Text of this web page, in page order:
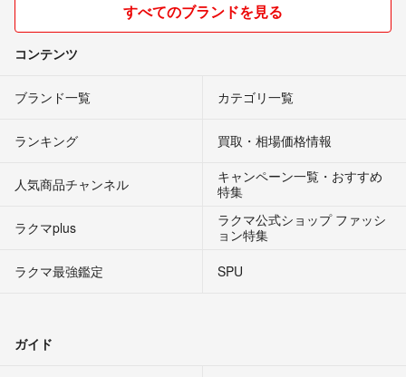
すべてのブランドを見る
コンテンツ
ブランド一覧 カテゴリ一覧
ランキング 買取・相場価格情報
人気商品チャンネル
キャンペーン一覧・おすすめ
特集
ラクマplus
ラクマ公式ショップ ファッシ
ョン特集
ラクマ最強鑑定
SPU
ガイド